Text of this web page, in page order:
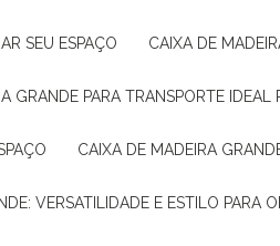
SEU ESPAÇO CAIXA DE
GRANDE PARA TRANSPORTE IDEAL
CAIXA DE MADEIRA
VERSATILIDADE E ESTILO PARA